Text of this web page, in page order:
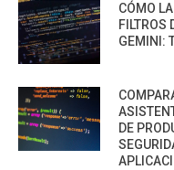
CÓMO
FILTROS
GEMINI:
DE